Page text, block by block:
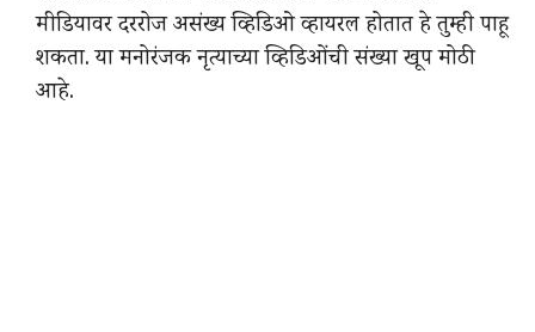
मीडियावर दररोज असंख्य व्हिडिओ व्हायरल होतात हे तुम्ही पाहू
शकता. या मनोरंजक नृत्याच्या व्हिडिओंची संख्या खूप मोठी
आहे.